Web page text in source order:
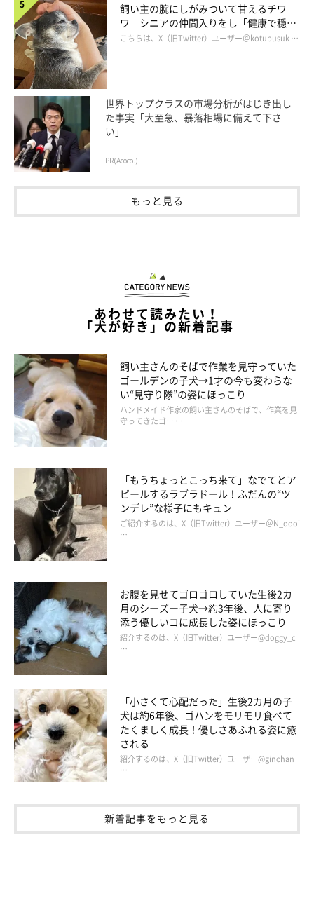
写真のその後についてですが、飼い主さんが「おやつ食べる？」
と声をかけたところ、マヤちゃんは静かに部屋の中に入ってきた
そうです。そして、 おやつを食べる“定位置”だというソファの肘
掛けにやってきたのだとか。
おやつを食べて満足したマヤちゃんは、そのまま肘掛けに頭を乗
せてスヤスヤ眠ってしまったそうです。
飼い主の腕にしがみついて甘えるチワ
ワ シニアの仲間入りをし「健康で穏や
かな暮らしが続いてほしい」と願う
こちらは、X（旧Twitter）ユーザー＠kotubusuk …
世界トップクラスの市場分析がはじき出し
た事実「大至急、暴落相場に備えて下さ
い」
PR(Acoco.)
もっと見る
あわせて読みたい！
「犬が好き」の新着記事
飼い主さんのそばで作業を見守っていた
ゴールデンの子犬→1才の今も変わらな
い“見守り隊”の姿にほっこり
ハンドメイド作家の飼い主さんのそばで、作業を見
守ってきたゴー …
「もうちょっとこっち来て」なでてとア
ピールするラブラドール！ふだんの“ツ
ンデレ”な様子にもキュン
ご紹介するのは、X（旧Twitter）ユーザー＠N_oooi
…
お腹を見せてゴロゴロしていた生後2カ
月のシーズー子犬→約3年後、人に寄り
添う優しいコに成長した姿にほっこり
紹介するのは、X（旧Twitter）ユーザー@doggy_c
…
「小さくて心配だった」生後2カ月の子
犬は約6年後、ゴハンをモリモリ食べて
たくましく成長！優しさあふれる姿に癒
される
紹介するのは、X（旧Twitter）ユーザー@ginchan
…
新着記事をもっと見る